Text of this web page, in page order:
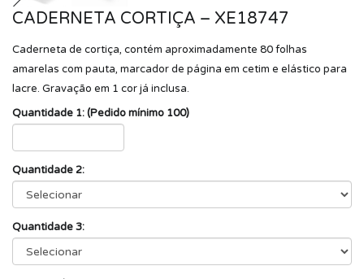
CADERNETA CORTIÇA – XE18747
Caderneta de cortiça, contém aproximadamente 80 folhas
amarelas com pauta, marcador de página em cetim e elástico para
lacre. Gravação em 1 cor já inclusa.
Quantidade 1: (Pedido mínimo 100)
Quantidade 2:
Quantidade 3: